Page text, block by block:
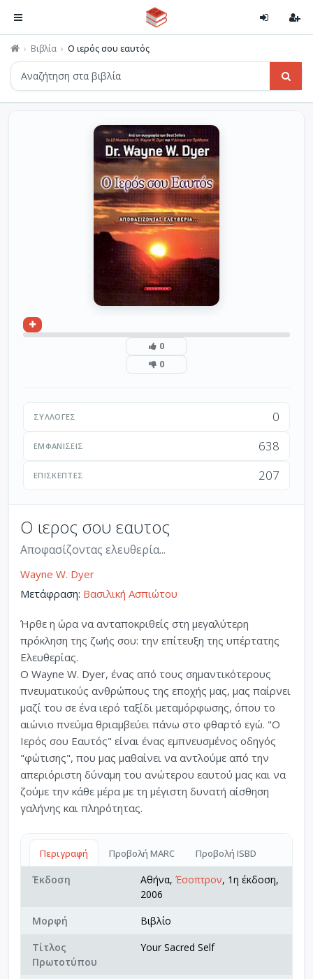
Βιβλία Ο ιερός σου εαυτός
0
0
ΣΥΛΛΟΓΈΣ 0
ΕΜΦΑΝΊΣΕΙΣ 638
ΕΠΙΣΚΈΠΤΕΣ 207
Ο ιερος σου εαυτος
Αποφασίζοντας ελευθερία...
Wayne W. Dyer
Μετάφραση: Βασιλική Ασπιώτου
Ήρθε η ώρα να ανταποκριθείς στη μεγαλύτερη
πρόκληση της ζωής σου: την επίτευξη της υπέρτατης
Ελευθερίας.
Ο Wayne W. Dyer, ένας από τους σημαντικότερους
πνευματικούς ανθρώπους της εποχής μας, μας παίρνει
μαζί του σε ένα ιερό ταξίδι μεταμόρφωσης, όπου το
αιώνιο πνεύμα θριαμβεύει πάνω στο φθαρτό εγώ. "Ο
Ιερός σου Εαυτός" είναι ένας εμπνευσμένος οδηγός
"φώτισης", που μας μαθαίνει να αντλούμε από την
απεριόριστη δύναμη του ανώτερου εαυτού μας και να
ζούμε την κάθε μέρα με τη μέγιστη δυνατή αίσθηση
γαλήνης και πληρότητας.
Περιγραφή Προβολή MARC Προβολή ISBD
Έκδοση Αθήνα, Έσοπτρον, 1η έκδοση,
2006
Μορφή
Βιβλίο
Τίτλος
Πρωτοτύπου
Your Sacred Self